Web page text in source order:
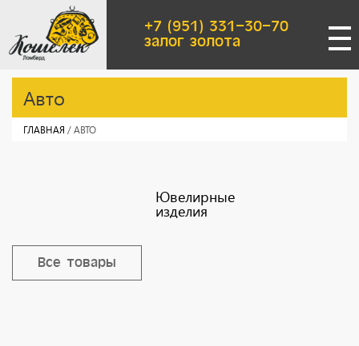
Перейти к основному содержанию
+7 (951) 331-30-70
залог золота
Авто
ГЛАВНАЯ / АВТО
Ювелирные
изделия
Все товары